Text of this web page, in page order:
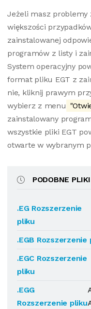
Jeżeli masz problemy
większości
zainstalowanej
programów z listy i
System operacyjny
format pliku EGT z
nie, kliknij prawym
wybierz z menu
zainstalowany
wszystkie pliki EGT
otwarte w wybranym
PODOBNE PLIKI
.EG Rozszerzenie
pliku
.EGB Rozszerzenie
.EGC Rozszerzenie
pliku
.EGG
Rozszerzenie pliku